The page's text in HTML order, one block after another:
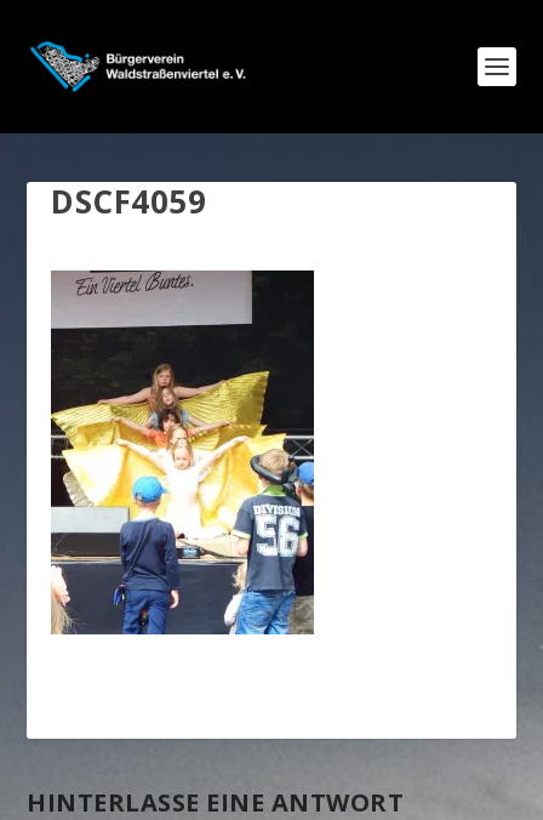
DSCF4059
HINTERLASSE EINE ANTWORT